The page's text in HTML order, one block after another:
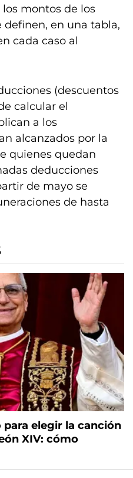
montos de los
definen, en una tabla,
cada caso al
(descuentos
calcular el
a los
alcanzados por la
quienes quedan
deducciones
de mayo se
de hasta
elegir la canción
XIV: cómo